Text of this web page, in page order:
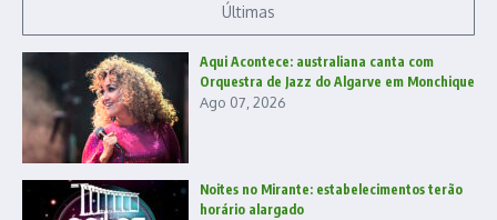
Últimas
Aqui Acontece: australiana canta com
Orquestra de Jazz do Algarve em Monchique
Ago 07, 2026
Noites no Mirante: estabelecimentos terão
horário alargado